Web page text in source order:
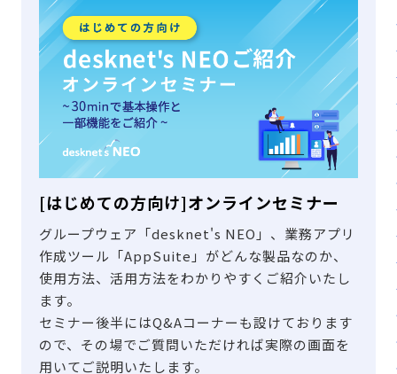
[はじめての方向け]オンラインセミナー
グループウェア「desknet's NEO」、業務アプリ
作成ツール「AppSuite」がどんな製品なのか、
使用方法、活用方法をわかりやすくご紹介いたし
ます。
セミナー後半にはQ&Aコーナーも設けております
ので、その場でご質問いただければ実際の画面を
用いてご説明いたします。